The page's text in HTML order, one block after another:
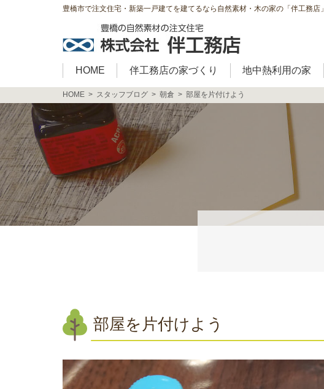
豊橋市で注文住宅・新築一戸建てを建てるなら自然素材・木の家の「伴工務店」
HOME 伴工務店の家づくり 地中熱利用の家
HOME スタッフブログ 朝倉 部屋を片付けよう
部屋を片付けよう